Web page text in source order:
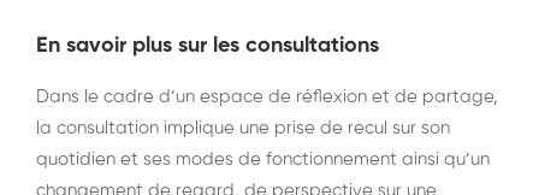
En savoir plus sur les consultations
Dans le cadre d’un espace de réflexion et de partage,
la consultation implique une prise de recul sur son
quotidien et ses modes de fonctionnement ainsi qu’un
changement de regard, de perspective sur une